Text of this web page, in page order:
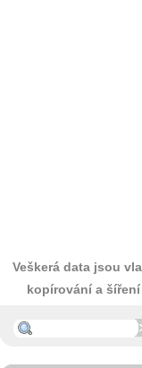
Veškerá data jsou
kopírování a